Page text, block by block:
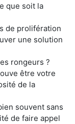
que soit la
de prolifération
une solution
rongeurs ?
être votre
de la
souvent sans
de faire appel